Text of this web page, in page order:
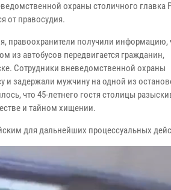
охраны столичного главка
от правосудия.
правоохранители получили информацию,
из автобусов передвигается гражданин,
Сотрудники вневедомственной охраны
и задержали мужчину на одной из
что 45-летнего гостя столицы
и тайном хищении.
для дальнейших процессуальных